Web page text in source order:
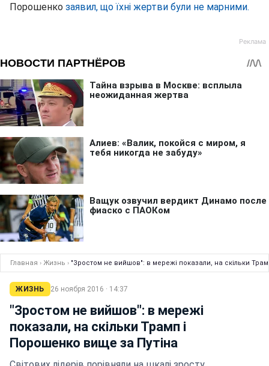
Порошенко заявил, що їхні жертви були не марними.
Главная › Жизнь › "Зростом не вийшов": в мережі показали, на скільки
ЖИЗНЬ 26 ноября 2016 · 14:37
"Зростом не вийшов": в мережі
показали, на скільки Трамп і
Порошенко вище за Путіна